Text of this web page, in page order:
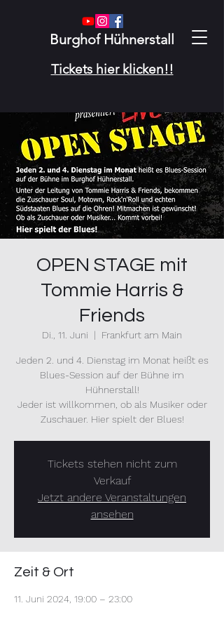
Burghof Hühnerstall
Tickets hier klicken!!
OPEN STAGE mit
Tommie Harris &
Friends
Di., 11. Juni
  |
Frankfurt am Main
Jeden 2. und 4. Dienstag im Monat heißt es
Blues-Session auf der Bühne im
Hühnerstall!
Jeder ist willkommen, ob als Musiker oder
Zuschauer. Hier spielt der Blues!
Tickets stehen nicht zum
Verkauf
Jetzt andere Veranstaltungen
ansehen
Zeit & Ort
11. Juni 2024, 19:00 – 23:00